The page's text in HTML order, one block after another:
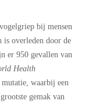
bij mensen
is overleden door de
er 950 gevallen van
Health
waarbij een
gemak van